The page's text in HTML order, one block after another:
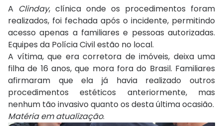
A Clinday, clínica onde os procedimentos foram
realizados, foi fechada após o incidente, permitindo
acesso apenas a familiares e pessoas autorizadas.
Equipes da Polícia Civil estão no local.
A vítima, que era corretora de imóveis, deixa uma
filha de 16 anos, que mora fora do Brasil. Familiares
afirmaram que ela já havia realizado outros
procedimentos estéticos anteriormente, mas
nenhum tão invasivo quanto os desta última ocasião.
Matéria em atualização.